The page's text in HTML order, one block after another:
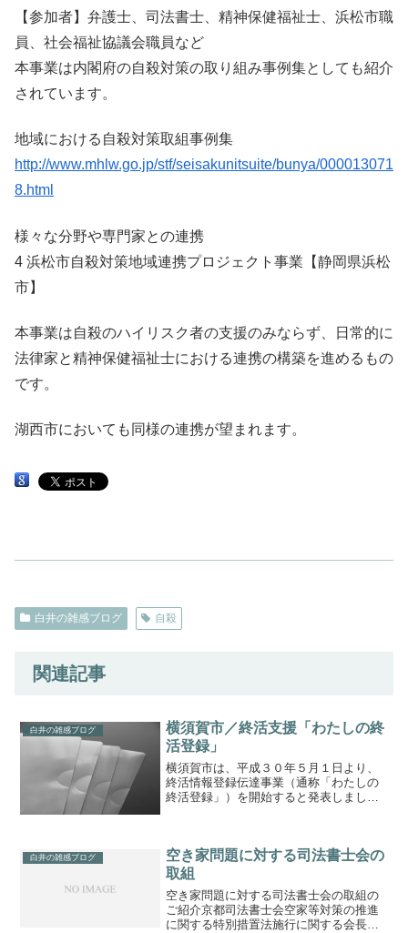
【参加者】弁護士、司法書士、精神保健福祉士、浜松市職
員、社会福祉協議会職員など
本事業は内閣府の自殺対策の取り組み事例集としても紹介
されています。
地域における自殺対策取組事例集
http://www.mhlw.go.jp/stf/seisakunitsuite/bunya/000013071
8.html
様々な分野や専門家との連携
4 浜松市自殺対策地域連携プロジェクト事業【静岡県浜松
市】
本事業は自殺のハイリスク者の支援のみならず、日常的に
法律家と精神保健福祉士における連携の構築を進めるもの
です。
湖西市においても同様の連携が望まれます。
白井の雑感ブログ 自殺
関連記事
白井の雑感ブログ
横須賀市／終活支援「わたしの終
活登録」
横須賀市は、平成３０年５月１日より、
終活情報登録伝達事業（通称「わたしの
終活登録」）を開始すると発表しまし
時、病院・消防・警察・福祉事...
白井の雑感ブログ
空き家問題に対する司法書士会の
取組
空き家問題に対する司法書士会の取組の
ご紹介京都司法書士会空家等対策の推進
に関する特別措置法施行に関する会長声